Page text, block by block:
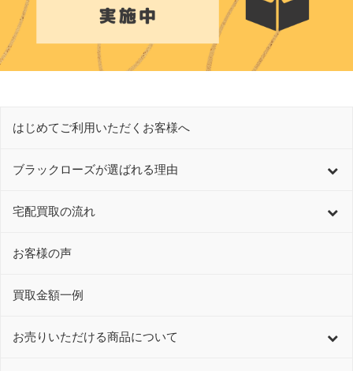
はじめてご利用いただくお客様へ
ブラックローズが選ばれる理由
宅配買取の流れ
お客様の声
買取金額一例
お売りいただける商品について